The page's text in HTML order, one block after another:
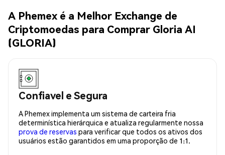
A Phemex é a Melhor Exchange de
Criptomoedas para Comprar Gloria AI
(GLORIA)
Confiavel e Segura
A Phemex implementa um sistema de carteira fria
determinística hierárquica e atualiza regularmente nossa
prova de reservas para verificar que todos os ativos dos
usuários estão garantidos em uma proporção de 1:1.